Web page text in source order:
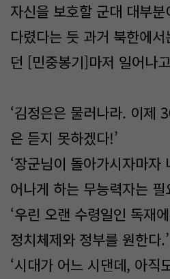
자신을 보호할 군대 대부
다렸다는 듯 과거 북한에
던 [민중봉기]마저 일어나
‘김정은은 물러나라. 이제
은 듣지 못하겠다!’
‘장군님이 돌아가시자마자
어나게 하는 무능력자는 필
‘우린 오랜 수령일인 독재
정치체제와 정부를 원한다.’
‘시대가 어느 시댄데, 아직